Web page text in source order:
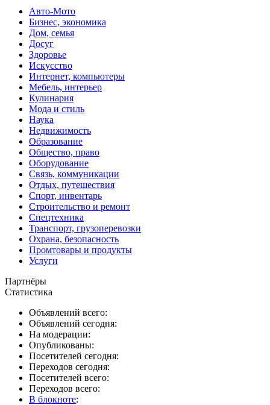
Авто-Мото
Бизнес, экономика
Дом, семья
Досуг
Здоровье
Искусство
Интернет, компьютеры
Мебель, интерьер
Кулинария
Мода и стиль
Наука
Недвижимость
Образование
Общество, право
Оборудование
Связь, коммуникации
Отдых, путешествия
Спорт, инвентарь
Строительство и ремонт
Спецтехника
Транспорт, грузоперевозки
Охрана, безопасность
Промтовары и продукты
Услуги
Партнёры
Статистика
Объявлений всего:
Объявлений сегодня:
На модерации:
Опубликованы:
Посетителей сегодня:
Переходов сегодня:
Посетителей всего:
Переходов всего:
В блокноте: